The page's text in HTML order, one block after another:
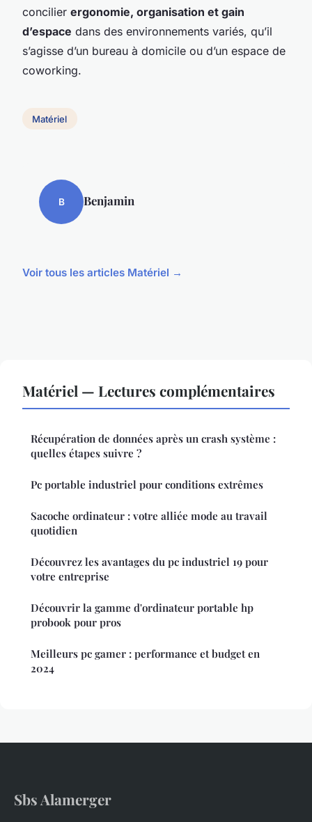
concilier ergonomie, organisation et gain
d’espace dans des environnements variés, qu’il
s’agisse d’un bureau à domicile ou d’un espace de
coworking.
Matériel
B Benjamin
Voir tous les articles Matériel →
Matériel — Lectures complémentaires
Récupération de données après un crash système :
quelles étapes suivre ?
Pc portable industriel pour conditions extrêmes
Sacoche ordinateur : votre alliée mode au travail
quotidien
Découvrez les avantages du pc industriel 19 pour
votre entreprise
Découvrir la gamme d'ordinateur portable hp
probook pour pros
Meilleurs pc gamer : performance et budget en
2024
Sbs Alamerger